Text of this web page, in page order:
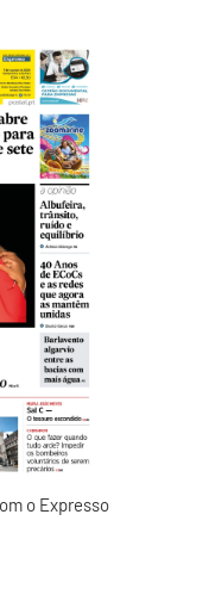
o Expresso